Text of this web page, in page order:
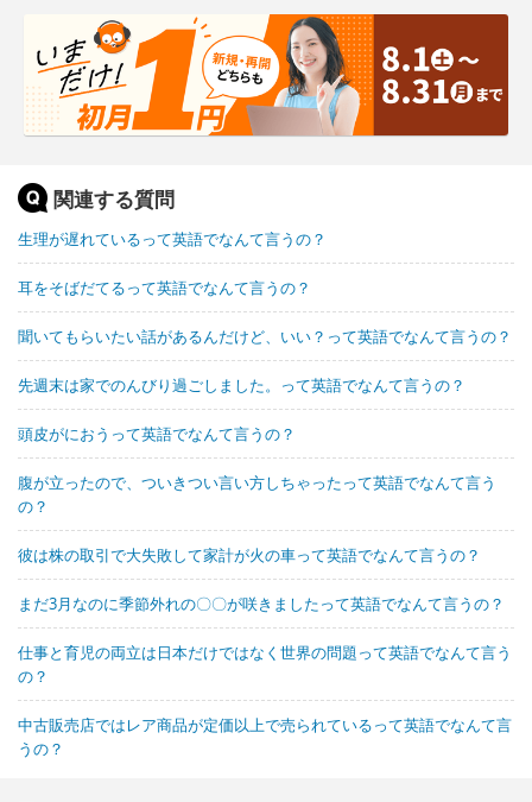
関連する質問
生理が遅れているって英語でなんて言うの？
耳をそばだてるって英語でなんて言うの？
聞いてもらいたい話があるんだけど、いい？って英語でなんて言うの？
先週末は家でのんびり過ごしました。って英語でなんて言うの？
頭皮がにおうって英語でなんて言うの？
腹が立ったので、ついきつい言い方しちゃったって英語でなんて言う
の？
彼は株の取引で大失敗して家計が火の車って英語でなんて言うの？
まだ3月なのに季節外れの〇〇が咲きましたって英語でなんて言うの？
仕事と育児の両立は日本だけではなく世界の問題って英語でなんて言う
の？
中古販売店ではレア商品が定価以上で売られているって英語でなんて言
うの？